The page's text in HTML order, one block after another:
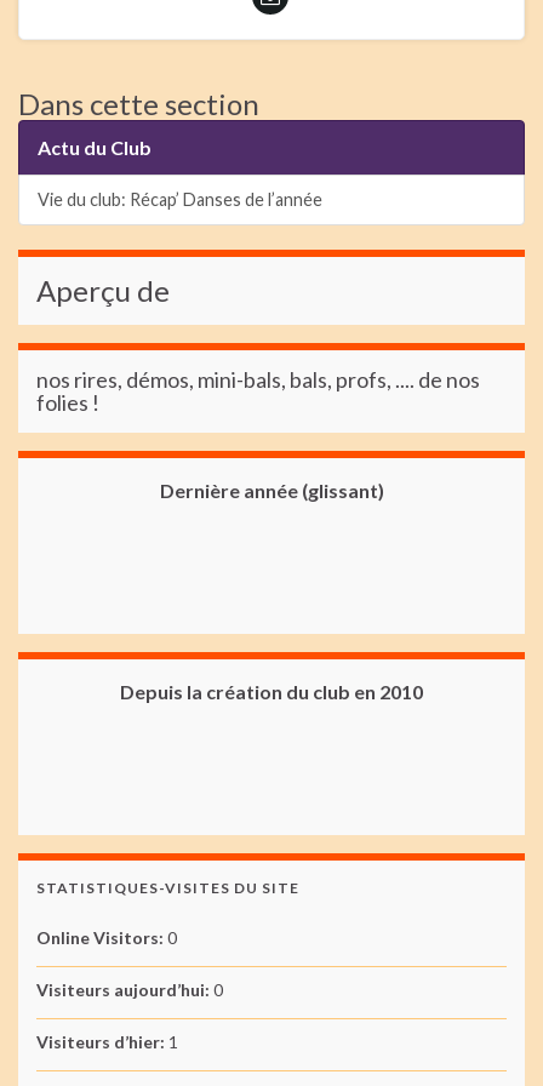
Dans cette section
Actu du Club
Vie du club: Récap’ Danses de l’année
Aperçu de
nos rires, démos, mini-bals, bals, profs, .... de nos
folies !
Dernière année (glissant)
Depuis la création du club en 2010
STATISTIQUES-VISITES DU SITE
Online Visitors: 0
Visiteurs aujourd’hui: 0
Visiteurs d’hier: 1